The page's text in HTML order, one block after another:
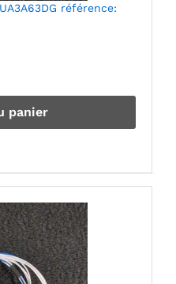
référence:
panier